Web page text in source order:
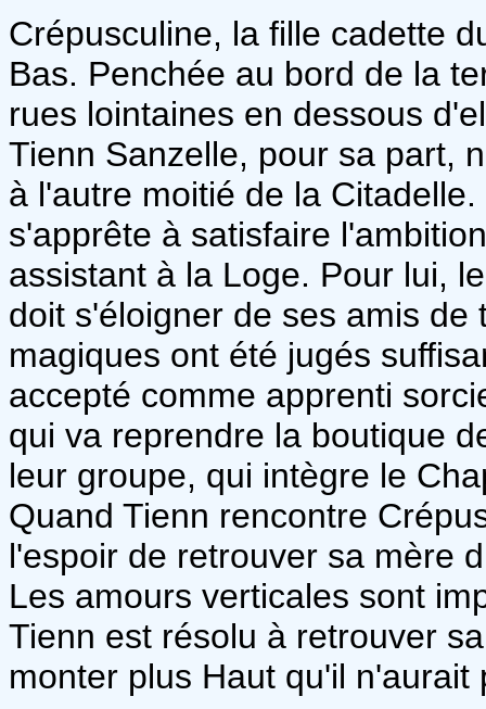
Crépusculine, la fille cadette
Bas. Penchée au bord de la
rues lointaines en dessous
Tienn Sanzelle, pour sa part,
à l'autre moitié de la
s'apprête à satisfaire
assistant à la Loge. Pour lui,
doit s'éloigner de ses amis
magiques ont été jugés
accepté comme apprenti
qui va reprendre la boutique
leur groupe, qui intègre le
Quand Tienn rencontre
l'espoir de retrouver sa mère
Les amours verticales sont
Tienn est résolu à retrouver
monter plus Haut qu'il n'aurait